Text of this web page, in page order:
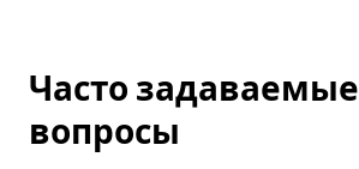
Часто задаваемые
вопросы